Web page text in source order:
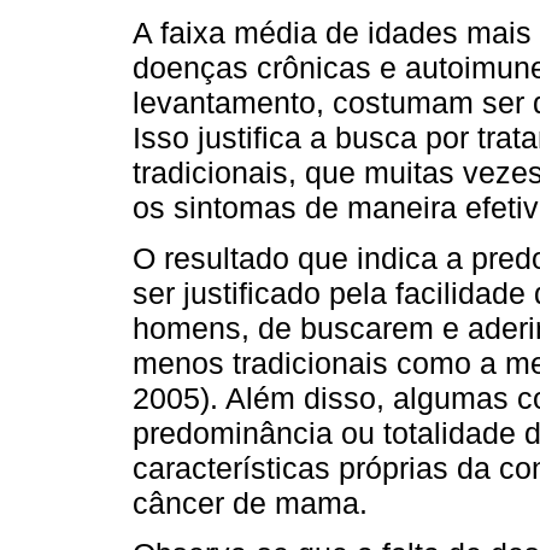
A faixa média de idades
doenças crônicas e
levantamento, costumam
Isso justifica a busca por
tradicionais, que muitas
os sintomas de maneira
O resultado que indica a
ser justificado pela facilidade
homens, de buscarem e
menos tradicionais como a
2005). Além disso, algumas
predominância ou totalidade
características próprias da
câncer de mama.